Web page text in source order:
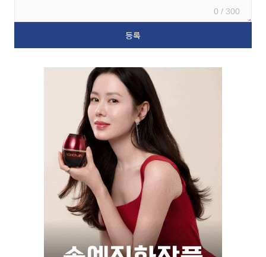
0 / 300